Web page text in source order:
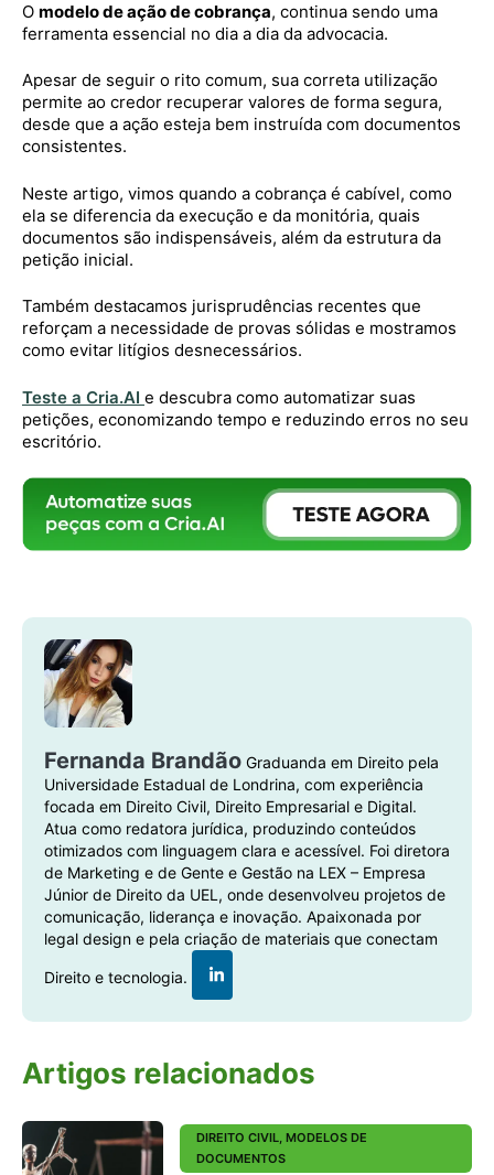
O modelo de ação de cobrança, continua sendo uma
ferramenta essencial no dia a dia da advocacia.
Apesar de seguir o rito comum, sua correta utilização
permite ao credor recuperar valores de forma segura,
desde que a ação esteja bem instruída com documentos
consistentes.
Neste artigo, vimos quando a cobrança é cabível, como
ela se diferencia da execução e da monitória, quais
documentos são indispensáveis, além da estrutura da
petição inicial.
Também destacamos jurisprudências recentes que
reforçam a necessidade de provas sólidas e mostramos
como evitar litígios desnecessários.
Teste a Cria.AI e descubra como automatizar suas
petições, economizando tempo e reduzindo erros no seu
escritório.
Fernanda Brandão Graduanda em Direito pela
Universidade Estadual de Londrina, com experiência
focada em Direito Civil, Direito Empresarial e Digital.
Atua como redatora jurídica, produzindo conteúdos
otimizados com linguagem clara e acessível. Foi diretora
de Marketing e de Gente e Gestão na LEX – Empresa
Júnior de Direito da UEL, onde desenvolveu projetos de
comunicação, liderança e inovação. Apaixonada por
legal design e pela criação de materiais que conectam
Direito e tecnologia.
Artigos relacionados
DIREITO CIVIL, MODELOS DE
DOCUMENTOS